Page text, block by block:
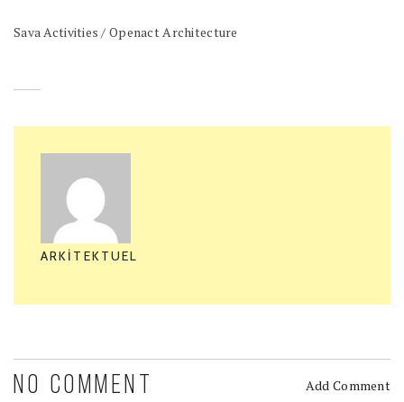
Sava Activities / Openact Architecture
ARKITEKTUEL
NO COMMENT Add Comment